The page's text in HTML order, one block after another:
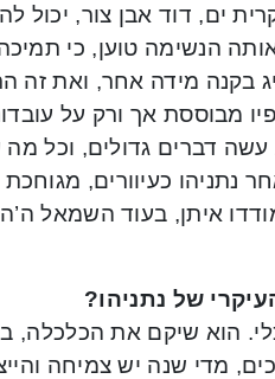
ים, דוד אבן צור,
הנשימה טוען, כי
בקנה מידה אחר, ואת זה
מבוססת אך ורק על
דברים גדולים, וכל
נתניהו כעיוורים,
איתן, בעוד השמאל
של נתניהו?
הוא שיקם את הכלכלה,
מדי שנה יש צמיחה